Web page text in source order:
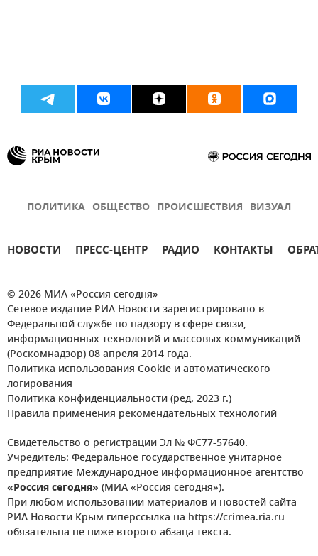
ПОЛИТИКА ОБЩЕСТВО ПРОИСШЕСТВИЯ ВИЗУАЛ
НОВОСТИ ПРЕСС-ЦЕНТР РАДИО КОНТАКТЫ
© 2026 МИА «Россия сегодня»
Сетевое издание РИА Новости зарегистрировано в
Федеральной службе по надзору в сфере связи,
информационных технологий и массовых коммуникаций
(Роскомнадзор) 08 апреля 2014 года.
Политика использования Cookie и автоматического
логирования
Политика конфиденциальности (ред. 2023 г.)
Правила применения рекомендательных технологий
Свидетельство о регистрации Эл № ФС77-57640.
Учредитель: Федеральное государственное унитарное
предприятие Международное информационное агентство
«Россия сегодня» (МИА «Россия сегодня»).
При любом использовании материалов и новостей сайта
РИА Новости Крым гиперссылка на https://crimea.ria.ru
обязательна не ниже второго абзаца текста.